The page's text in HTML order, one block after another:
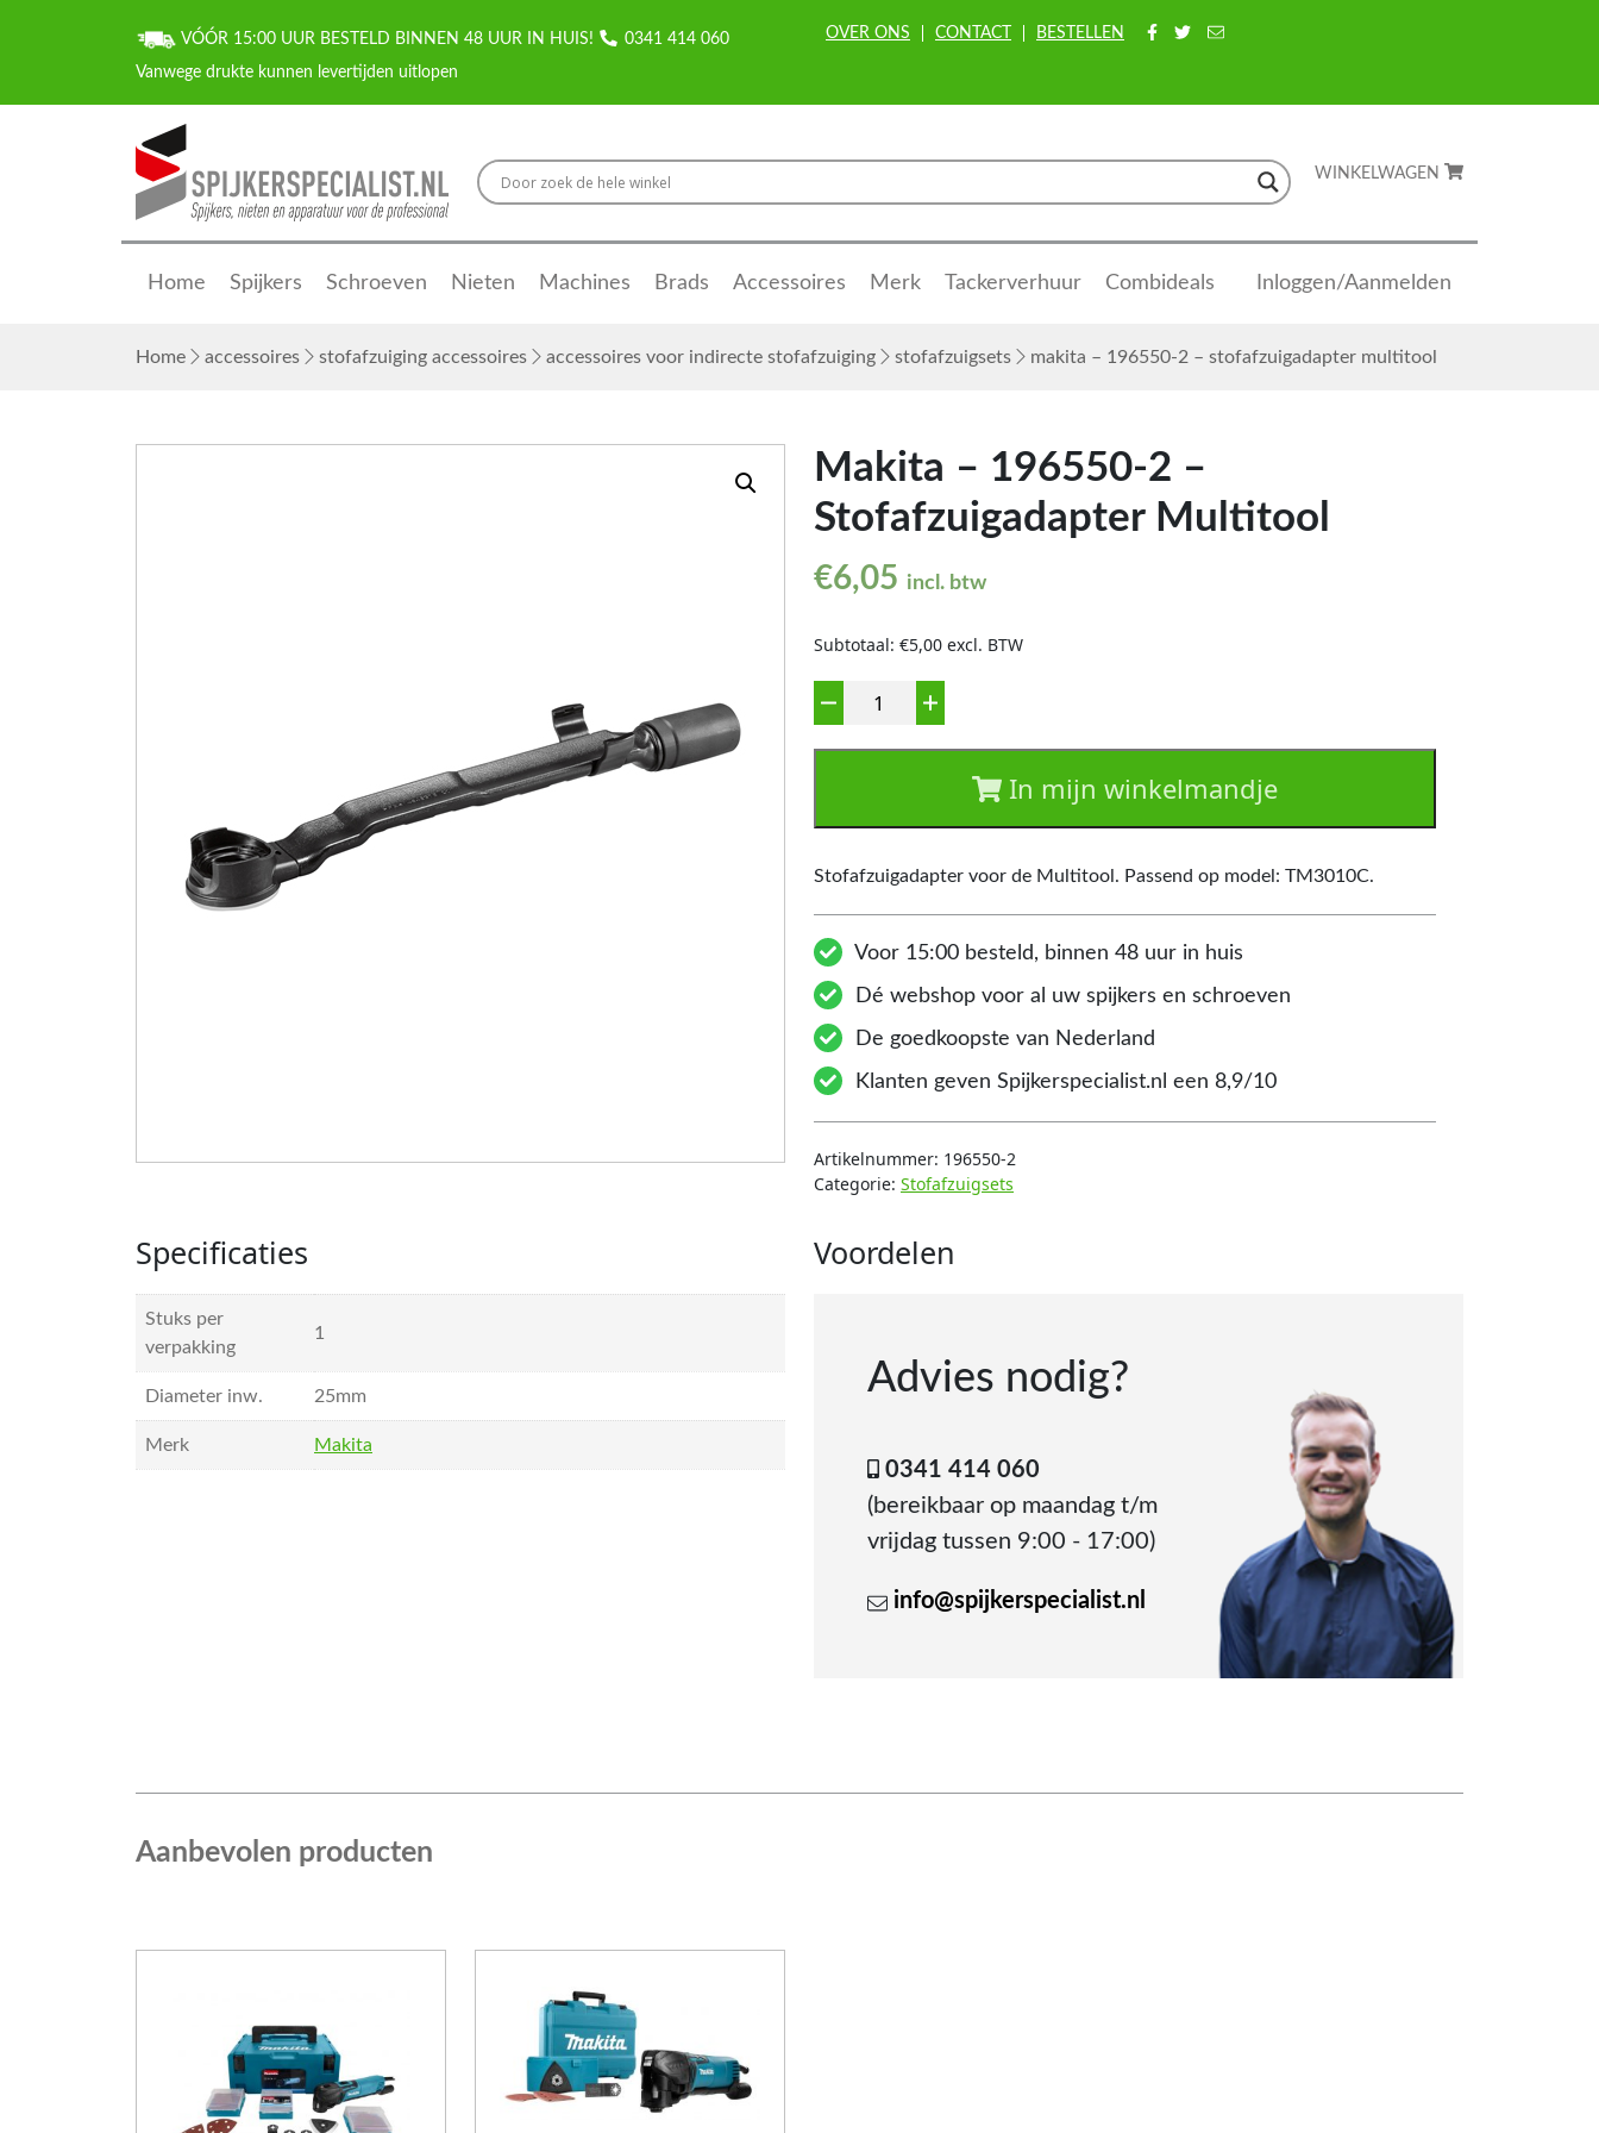
VÓÓR 15:00 UUR BESTELD BINNEN 48 UUR IN HUIS! 0341 414 060 OVER ONS CONTACT BESTELLEN
WINKELWAGEN
Home Spijkers Schroeven Nieten Machines Brads Accessoires Merk Tackerverhuur Combideals Inloggen/Aanmelden
Home accessoires stofafzuiging accessoires accessoires voor indirecte stofafzuiging stofafzuigsets makita – 196550-2 – stofafzuigadapter multitool
Makita – 196550-2 –
Stofafzuigadapter Multitool
€6,05 incl. btw
Subtotaal: €5,00 excl. BTW
Aantal
In mijn winkelmandje
Stofafzuigadapter voor de Multitool. Passend op model: TM3010C.
Voor 15:00 besteld, binnen 48 uur in huis
Dé webshop voor al uw spijkers en schroeven
De goedkoopste van Nederland
Klanten geven Spijkerspecialist.nl een 8,9/10
Artikelnummer: 196550-2
Categorie: Stofafzuigsets
Specificaties
Stuks per
verpakking
1
Diameter inw. 25mm
Merk Makita
Voordelen
Advies nodig?
0341 414 060
(bereikbaar op maandag t/m
vrijdag tussen 9:00 - 17:00)
info@spijkerspecialist.nl
Aanbevolen producten